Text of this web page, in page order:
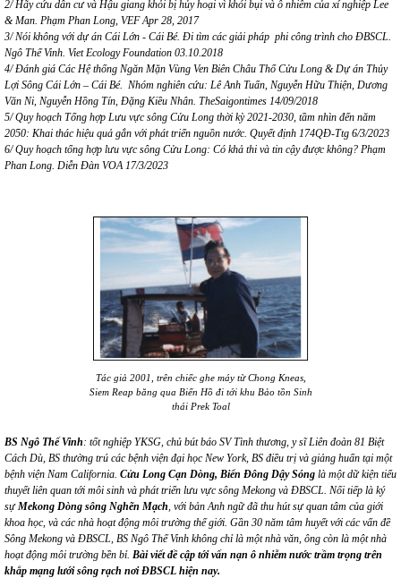
2/ Hãy cứu dân cư và Hậu giang khỏi bị hủy hoại vì khói bụi và ô nhiễm của xí nghiệp Lee
& Man. Phạm Phan Long, VEF Apr 28, 2017
3/ Nói không với dự án Cái Lớn - Cái Bé. Đi tìm các giải pháp phi công trình cho ĐBSCL.
Ngô Thế Vinh. Viet Ecology Foundation 03.10.2018
4/Đánh giá Các Hệ thống Ngăn Mặn Vùng Ven Biên Châu Thổ Cửu Long & Dự án Thủy
Lợi Sông Cái Lớn – Cái Bé. Nhóm nghiên cứu: Lê Anh Tuấn, Nguyễn Hữu Thiện, Dương
Văn Ni, Nguyễn Hồng Tín, Đặng Kiều Nhân . TheSaigontimes 14/09/2018
5/Quy hoạch Tổng hợp Lưu vực sông Cửu Long thời kỳ 2021-2030, tầm nhìn đến năm
2050: Khai thác hiệu quả gắn với phát triển nguồn nước. Quyết định 174QĐ-Ttg 6/3/2023
6/ Quy hoạch tổng hợp lưu vực sông Cửu Long: Có khả thi và tin cậy được không? Phạm
Phan Long. Diễn Đàn VOA 17/3/2023
Tác giả 2001, trên chiếc ghe máy từ Chong Kneas,
Siem Reap băng qua Biển Hồ đi tới khu Bảo tồn Sinh
thái Prek Toal
BS Ngô Thế Vinh: tốt nghiệp YKSG, chủ bút báo SV Tình thương, y sĩLiên đoàn 81 Biệt
Cách Dù, BS thường trú các bệnh viện đại học New York, BS điều trị và giảng huấn tại một
bệnh viện Nam California. Cửu Long Cạn Dòng, Biển Đông Dậy Sóng là một dữ kiện tiểu
thuyết liên quan tới môi sinh và phát triển lưu vực sông Mekong và ĐBSCL. Nối tiếp là ký
sựMekong Dòng sông Nghẽn Mạch, với bản Anh ngữ đã thu hút sự quan tâm của giới
khoa học, và cácnhà hoạt động môi trường thế giới. Gần 30 năm tâm huyết với các vấn đề
Sông Mekong và ĐBSCL, BS Ngô Thế Vinh không chỉ là một nhà văn, ông còn là một nhà
hoạt động môi trường bền bỉ. Bài viết đề cập tới vấn nạn ô nhiễm nước trầm trọng trên
khắp mạng lưới sông rạch nơiĐBSCL hiện nay.